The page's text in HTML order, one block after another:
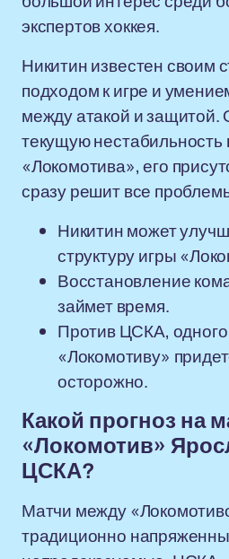
экспертов хоккея.
Никитин известен своим
подходом к игре и
между атакой и защитой.
текущую нестабильность
«Локомотива», его
сразу решит все
Никитин может
структуру игры
Восстановление
займет время.
Против ЦСКА,
«Локомотиву»
осторожно.
Какой прогноз на
«Локомотив»
ЦСКА?
Матчи между
традиционно